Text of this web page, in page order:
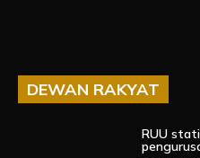
DEWAN RAKYAT
RUU